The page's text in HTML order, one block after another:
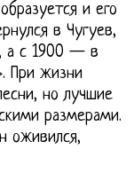
и его
в Чугуев,
а с 1900 — в
При жизни
но лучшие
размерами.
оживился,